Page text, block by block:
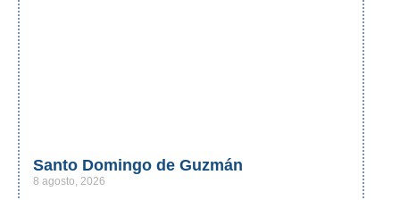
Santo Domingo de Guzmán
8 agosto, 2026